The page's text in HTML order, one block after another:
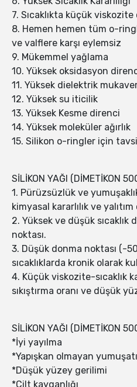
7. Sıcaklıkta küçük
8. Hemen hemen tüm o-
ve valflere karşı eylemsiz
9. Mükemmel yağlama
10. Yüksek oksidasyon
11. Yüksek dielektrik
12. Yüksek su iticilik
13. Yüksek Kesme direnci
14. Yüksek moleküler ağırlık
15. Silikon o-ringler için
SİLİKON YAĞI (DİMETİKON
1. Pürüzsüzlük ve
kimyasal kararlılık ve
2. Yüksek ve düşük
noktası.
3. Düşük donma noktası (-
sıcaklıklarda kronik olarak
4. Küçük viskozite-sıcaklık
sıkıştırma oranı ve düşük
SİLİKON YAĞI (DİMETİKON
*İyi yayılma
*Yapışkan olmayan
*Düşük yüzey gerilimi
*Cilt kayganlığı